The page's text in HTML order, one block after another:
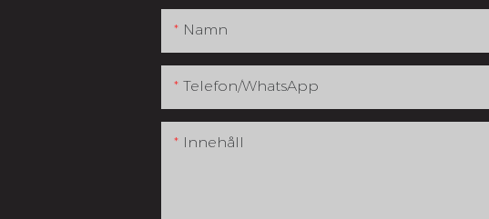
Namn
Telefon/whatsApp
Innehåll